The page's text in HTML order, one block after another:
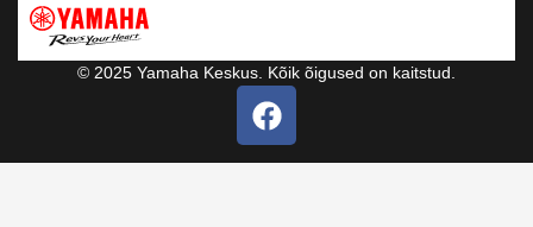
© 2025 Yamaha Keskus. Kõik õigused on kaitstud.